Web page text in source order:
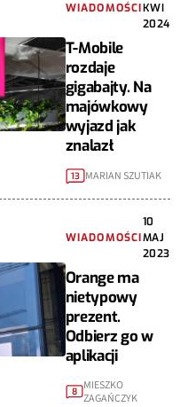
WIADOMOŚCIKWI
2024
T-Mobile
rozdaje
gigabajty. Na
majówkowy
wyjazd jak
znalazł
13 MARIAN SZUTIAK
WIADOMOŚCI
10
MAJ
2023
Orange ma
nietypowy
prezent.
Odbierz go w
aplikacji
8 MIESZKO
ZAGAŃCZYK